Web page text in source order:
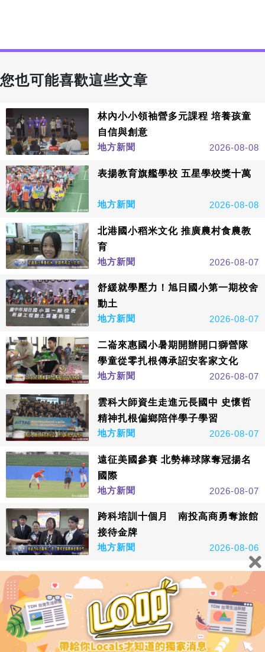
您也可能喜歡這些文章
林內小小領袖營多元課程 培養孩童
自信與創意
地方新聞
2026-08-08
表揚教育旗艦學校 五星學校獎十萬
地方新聞 2026-08-08
北港國小稻米文化 推廣農村食農教
育
地方新聞
2026-08-07
舒緩就學壓力！旭日國小第一期校舍
動土
地方新聞
2026-08-07
二崙來惠國小暑期開辦開口獅營隊
學童從零扎根傳承詔安客家文化
地方新聞
2026-08-07
雲科大師資生走進元長國中 史懷哲
精神扎根偏鄉陪伴學子學習
地方新聞
2026-08-07
遠征美國參賽 北勢棒球隊奪冠揚名
國際
地方新聞
2026-08-07
跨科培訓十個月 南投高商勇奪旅館
接待金牌
地方新聞
2026-08-06
看更多
鑫傳國際多媒體科技股份有限公司版權所有，非經授權，請
勿轉載本網站內容 © All Rights Reserved.